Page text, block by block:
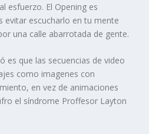
esfuerzo. El Opening es
evitar escucharlo en tu mente
una calle abarrotada de gente.
es que las secuencias de video
como imagenes con
en vez de animaciones
el síndrome Proffesor Layton